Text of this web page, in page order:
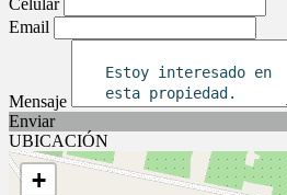
Celular
Email
Mensaje
Enviar
UBICACIÓN
+